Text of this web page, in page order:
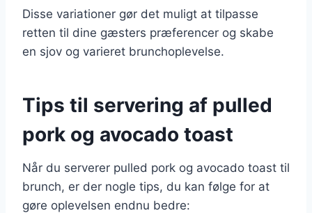
Disse variationer gør det muligt at tilpasse
retten til dine gæsters præferencer og skabe
en sjov og varieret brunchoplevelse.
Tips til servering af pulled
pork og avocado toast
Når du serverer pulled pork og avocado toast til
brunch, er der nogle tips, du kan følge for at
gøre oplevelsen endnu bedre: